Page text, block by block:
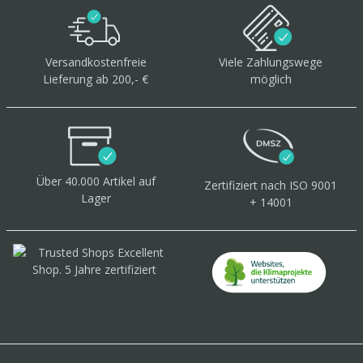
Versandkostenfreie
Lieferung ab 200,- €
Viele Zahlungswege
möglich
Über 40.000 Artikel auf
Lager
Zertifiziert nach ISO 9001
+ 14001